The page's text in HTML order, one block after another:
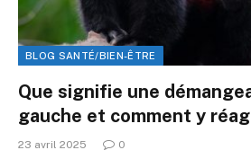
BLOG SANTÉ/BIEN-ÊTRE
Que signifie une
gauche et comment y
23 avril 2025 0